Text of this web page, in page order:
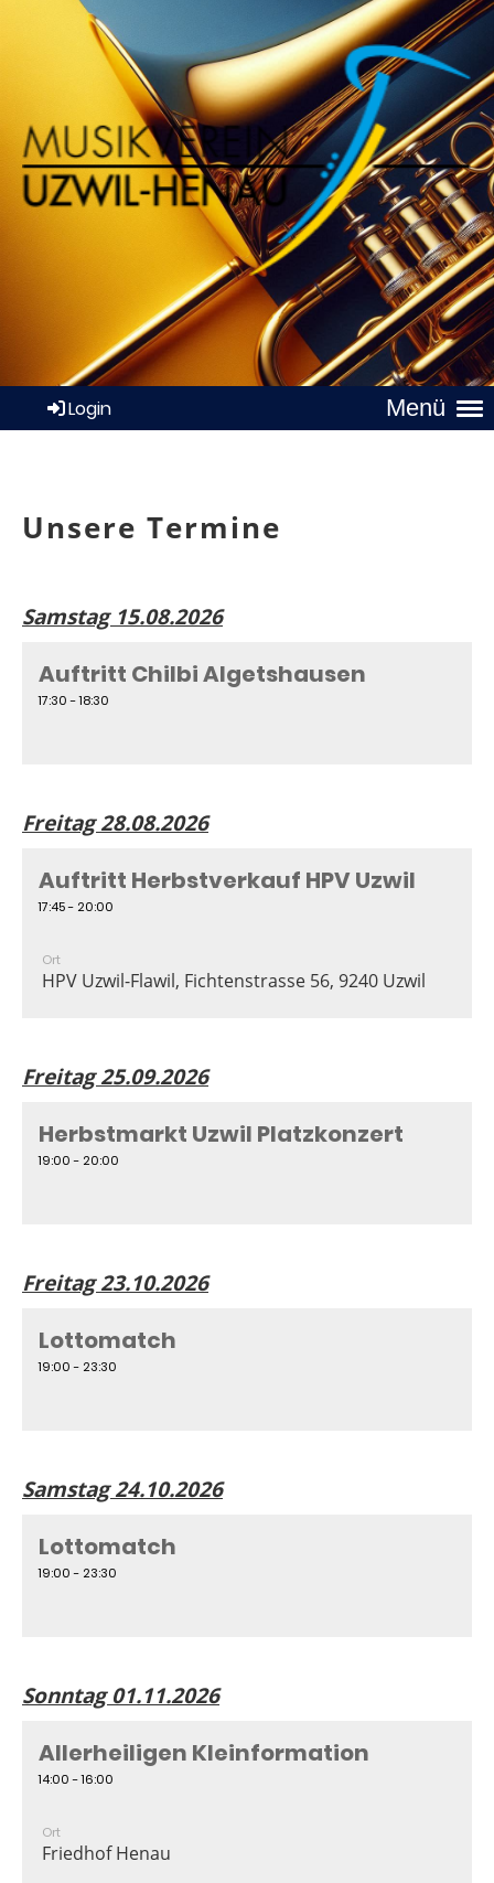
Menü
Login
Unsere Termine
Samstag 15.08.2026
Auftritt Chilbi Algetshausen
17:30 - 18:30
Freitag 28.08.2026
Auftritt Herbstverkauf HPV Uzwil
17:45 - 20:00
Ort
HPV Uzwil-Flawil, Fichtenstrasse 56, 9240 Uzwil
Freitag 25.09.2026
Herbstmarkt Uzwil Platzkonzert
19:00 - 20:00
Freitag 23.10.2026
Lottomatch
19:00 - 23:30
Samstag 24.10.2026
Lottomatch
19:00 - 23:30
Sonntag 01.11.2026
Allerheiligen Kleinformation
14:00 - 16:00
Ort
Friedhof Henau